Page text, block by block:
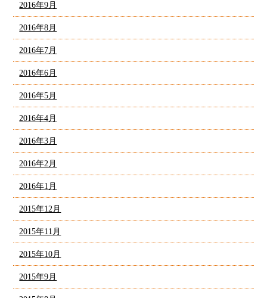
2016年9月
2016年8月
2016年7月
2016年6月
2016年5月
2016年4月
2016年3月
2016年2月
2016年1月
2015年12月
2015年11月
2015年10月
2015年9月